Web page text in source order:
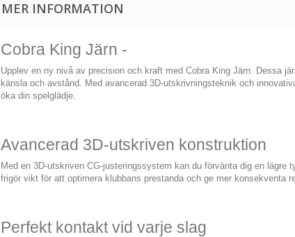
MER INFORMATION
Cobra King Järn -
Upplev en ny nivå av precision och kraft med Cobra King Järn. Dessa
känsla och avstånd. Med avancerad 3D-utskrivningsteknik och
öka din spelglädje.
Avancerad 3D-utskriven konstruktion
Med en 3D-utskriven CG-justeringssystem kan du förvänta dig en
frigör vikt för att optimera klubbans prestanda och ge mer konsekventa
Perfekt kontakt vid varje slag